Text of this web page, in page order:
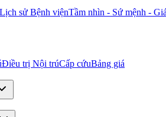
Lịch sử Bệnh việnTầm nhìn - Sứ mệnh -
Điều trị Nội trúCấp cứuBảng giá